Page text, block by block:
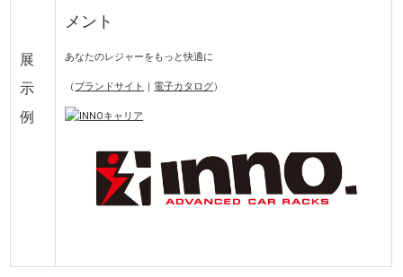
展
示
例
メント
あなたのレジャーをもっと快適に
（ ブランドサイト 電子カタログ）